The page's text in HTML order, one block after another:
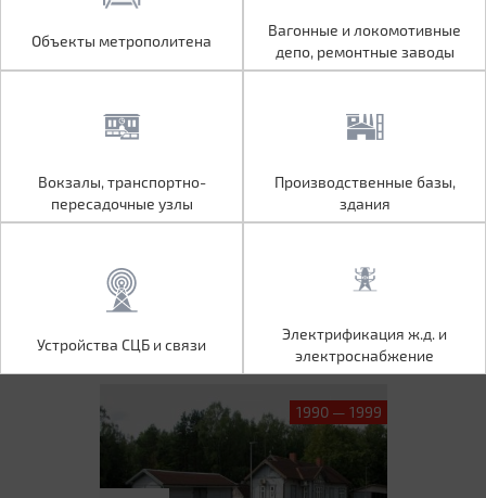
Вагонные и локомотивные
Вокзалы, транспортно-
пересадочные узлы
Производственные базы,
Электрификация ж.д. и
электроснабжение
Объекты метрополитена
Вагонные и локомотивные
депо, ремонтные заводы
Вокзалы, транспортно-
пересадочные узлы
Производственные базы,
здания
Устройства СЦБ и связи
Электрификация ж.д. и
электроснабжение
1990 — 1999